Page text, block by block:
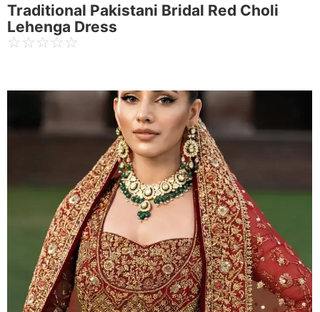
Traditional Pakistani Bridal Red Choli
Lehenga Dress
☆☆☆☆☆